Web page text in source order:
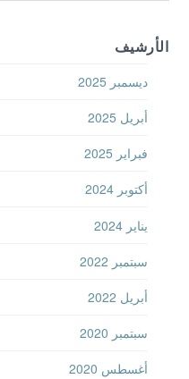
الأرشيف
ديسمبر 2025
أبريل 2025
فبراير 2025
أكتوبر 2024
يناير 2024
سبتمبر 2022
أبريل 2022
سبتمبر 2020
أغسطس 2020